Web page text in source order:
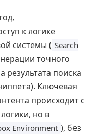
к логике
системы ( Search
точного
результата поиска
Ключевая
происходит с
но в
Environment ), без